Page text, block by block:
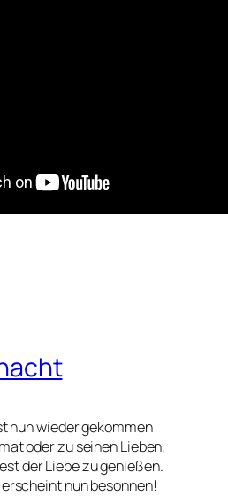
nun wieder gekommen
oder zu seinen Lieben,
der Liebe zu genießen.
nun besonnen!